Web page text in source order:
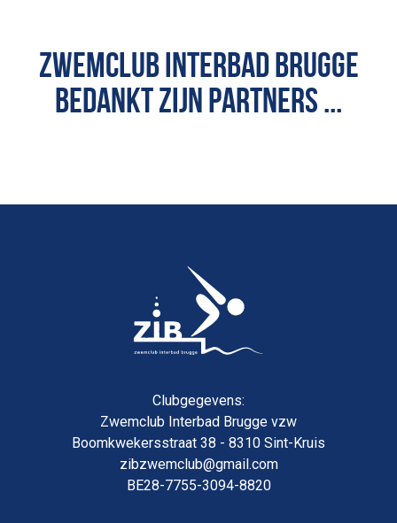
ZWEMCLUB INTERBAD BRUGGE
BEDANKT ZIJN PARTNERS ...
Clubgegevens:
Zwemclub Interbad Brugge vzw
Boomkwekersstraat 38 - 8310 Sint-Kruis
zibzwemclub@gmail.com
BE28-7755-3094-8820